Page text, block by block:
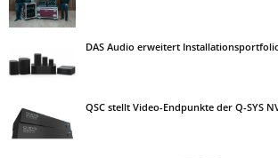
DAS Audio erweitert
QSC stellt Video-Endpunkte der Q-SYS